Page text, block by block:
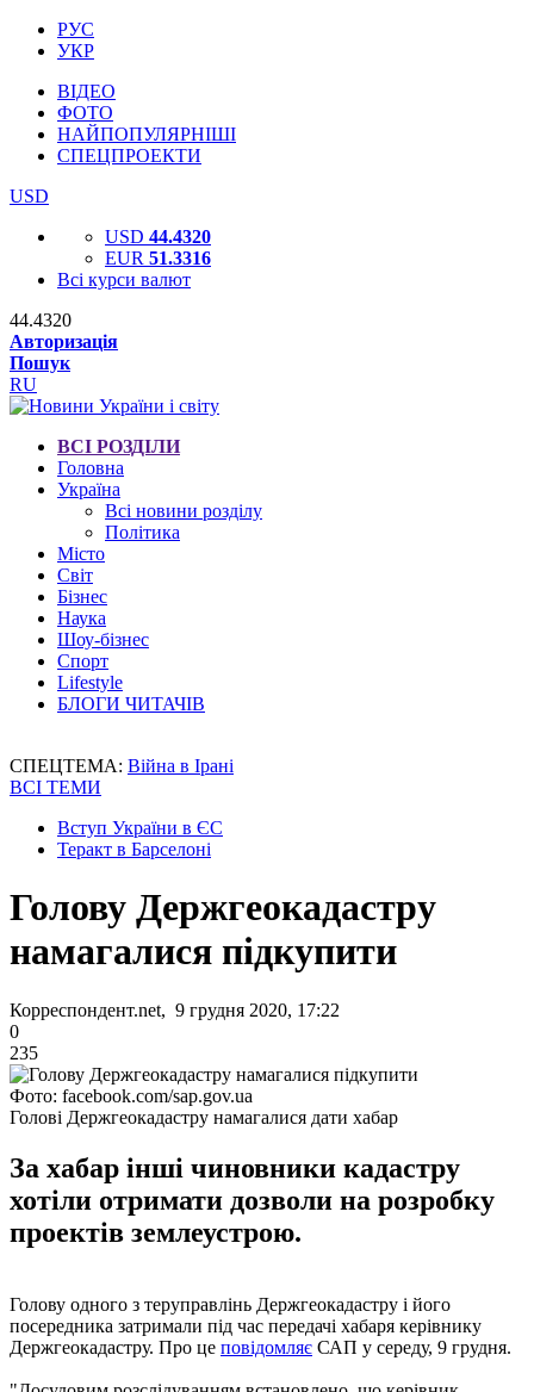
РУС
УКР
ВІДЕО
ФОТО
НАЙПОПУЛЯРНІШІ
СПЕЦПРОЕКТИ
USD
USD 44.4320
EUR 51.3316
Всі курси валют
44.4320
Авторизація
Пошук
RU
ВСІ РОЗДІЛИ
Головна
Україна
Всі новини розділу
Політика
Місто
Світ
Бізнес
Наука
Шоу-бізнес
Спорт
Lifestyle
БЛОГИ ЧИТАЧІВ
СПЕЦТЕМА: Війна в Ірані
ВСІ ТЕМИ
Вступ України в ЄС
Теракт в Барселоні
Голову Держгеокадастру
намагалися підкупити
Корреспондент.net, 9 грудня 2020, 17:22
0
235
Фото: facebook.com/sap.gov.ua
Голові Держгеокадастру намагалися дати хабар
За хабар інші чиновники кадастру
хотіли отримати дозволи на розробку
проектів землеустрою.
Голову одного з теруправлінь Держгеокадастру і його
посередника затримали під час передачі хабаря керівнику
Держгеокадастру. Про це повідомляє САП у середу, 9 грудня.